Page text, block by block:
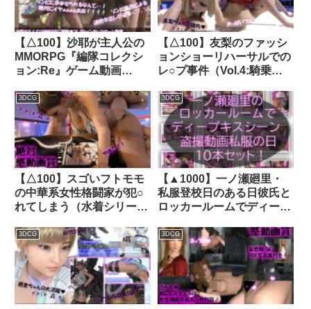
【△100】沙耶が主人公の
MMORPG『編隊コレクシ
ョン:Re』ゲーム動画
るレ○プ被害に遭ってしま
う:「イメージ完全崩壊★
ウ○コ座り挿入」でおっぱ
い丸出し）｜d_758393
【△100】友梨のファッシ
ョンショーリハーサルでの
レ○プ事件（Vol.4:騎乗
Labo
3DCG
【△100】スゴいフトモモ
の中華系女性格闘家が犯○
れてしまう（水着シリーズ
d_281295│ Libido-Labo
3DCG
【▲1000】一ノ瀬廻里・
私服登校日のある日彼氏と
ロッカールームでディープ
撮される:PV01-10までの
10本セット（いろいろパン
ティーからノーパンま
で！！）｜d_748089
3DCG 3DCG